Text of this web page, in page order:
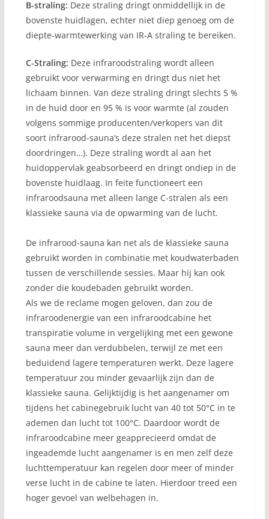
B-straling: Deze straling dringt onmiddellijk in de
bovenste huidlagen, echter niet diep genoeg om de
diepte-warmtewerking van IR-A straling te bereiken.
C-Straling: Deze infraroodstraling wordt alleen
gebruikt voor verwarming en dringt dus niet het
lichaam binnen. Van deze straling dringt slechts 5 %
in de huid door en 95 % is voor warmte (al zouden
volgens sommige producenten/verkopers van dit
soort infrarood-sauna’s deze stralen net het diepst
doordringen…). Deze straling wordt al aan het
huidoppervlak geabsorbeerd en dringt ondiep in de
bovenste huidlaag. In feite functioneert een
infraroodsauna met alleen lange C-stralen als een
klassieke sauna via de opwarming van de lucht.
De infrarood-sauna kan net als de klassieke sauna
gebruikt worden in combinatie met koudwaterbaden
tussen de verschillende sessies. Maar hij kan ook
zonder die koudebaden gebruikt worden.
Als we de reclame mogen geloven, dan zou de
infraroodenergie van een infraroodcabine het
transpiratie volume in vergelijking met een gewone
sauna meer dan verdubbelen, terwijl ze met een
beduidend lagere temperaturen werkt. Deze lagere
temperatuur zou minder gevaarlijk zijn dan de
klassieke sauna. Gelijktijdig is het aangenamer om
tijdens het cabinegebruik lucht van 40 tot 50°C in te
ademen dan lucht tot 100°C. Daardoor wordt de
infraroodcabine meer geapprecieerd omdat de
ingeademde lucht aangenamer is en men zelf deze
luchttemperatuur kan regelen door meer of minder
verse lucht in de cabine te laten. Hierdoor treed een
hoger gevoel van welbehagen in.